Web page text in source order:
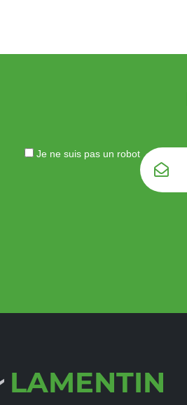
LAMENTIN
Je ne suis pas un robot